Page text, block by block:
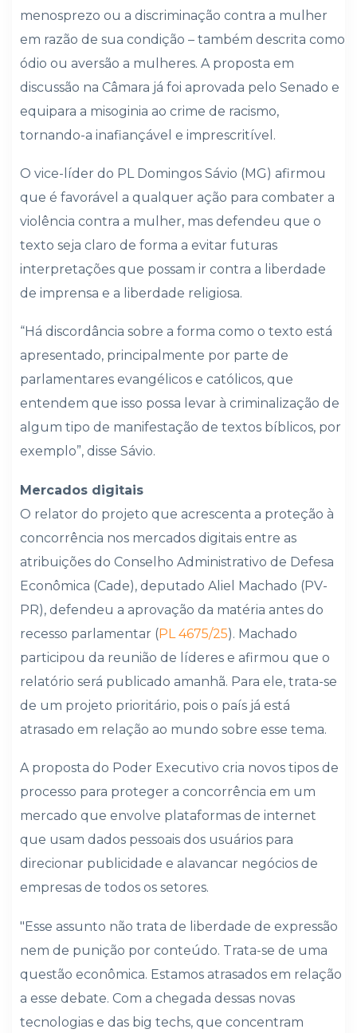
menosprezo ou a discriminação contra a mulher
em razão de sua condição – também descrita como
ódio ou aversão a mulheres. A proposta em
discussão na Câmara já foi aprovada pelo Senado e
equipara a misoginia ao crime de racismo,
tornando-a inafiançável e imprescritível.
O vice-líder do PL Domingos Sávio (MG) afirmou
que é favorável a qualquer ação para combater a
violência contra a mulher, mas defendeu que o
texto seja claro de forma a evitar futuras
interpretações que possam ir contra a liberdade
de imprensa e a liberdade religiosa.
“Há discordância sobre a forma como o texto está
apresentado, principalmente por parte de
parlamentares evangélicos e católicos, que
entendem que isso possa levar à criminalização de
algum tipo de manifestação de textos bíblicos, por
exemplo”, disse Sávio.
Mercados digitais
O relator do projeto que acrescenta a proteção à
concorrência nos mercados digitais entre as
atribuições do Conselho Administrativo de Defesa
Econômica (Cade), deputado Aliel Machado (PV-
PR), defendeu a aprovação da matéria antes do
recesso parlamentar (PL 4675/25). Machado
participou da reunião de líderes e afirmou que o
relatório será publicado amanhã. Para ele, trata-se
de um projeto prioritário, pois o país já está
atrasado em relação ao mundo sobre esse tema.
A proposta do Poder Executivo cria novos tipos de
processo para proteger a concorrência em um
mercado que envolve plataformas de internet
que usam dados pessoais dos usuários para
direcionar publicidade e alavancar negócios de
empresas de todos os setores.
"Esse assunto não trata de liberdade de expressão
nem de punição por conteúdo. Trata-se de uma
questão econômica. Estamos atrasados em relação
a esse debate. Com a chegada dessas novas
tecnologias e das big techs, que concentram